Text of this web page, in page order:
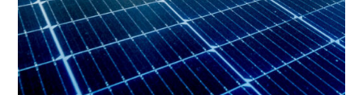
➔
h
i
e
r
a
n
s
e
h
e
n